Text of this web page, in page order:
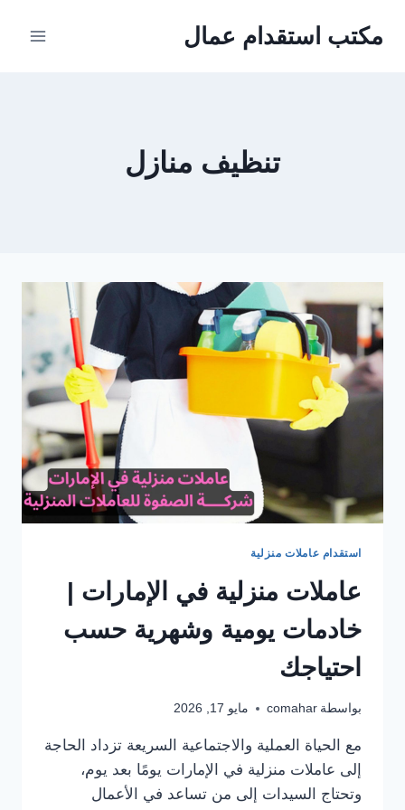
مكتب استقدام عمال
تنظيف منازل
استقدام عاملات منزلية
عاملات منزلية في الإمارات |
خادمات يومية وشهرية حسب
احتياجك
بواسطة comahar مايو 17, 2026
مع الحياة العملية والاجتماعية السريعة تزداد الحاجة
إلى عاملات منزلية في الإمارات يومًا بعد يوم،
وتحتاج السيدات إلى من تساعد في الأعمال